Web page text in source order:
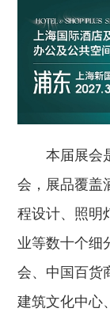
本届展会是
会，展品覆盖
程设计、照明
业等数十个细
会、中国百货
建筑文化中心